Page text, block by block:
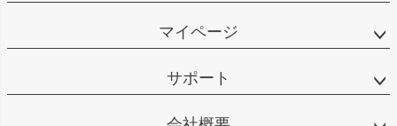
マイページ
サポート